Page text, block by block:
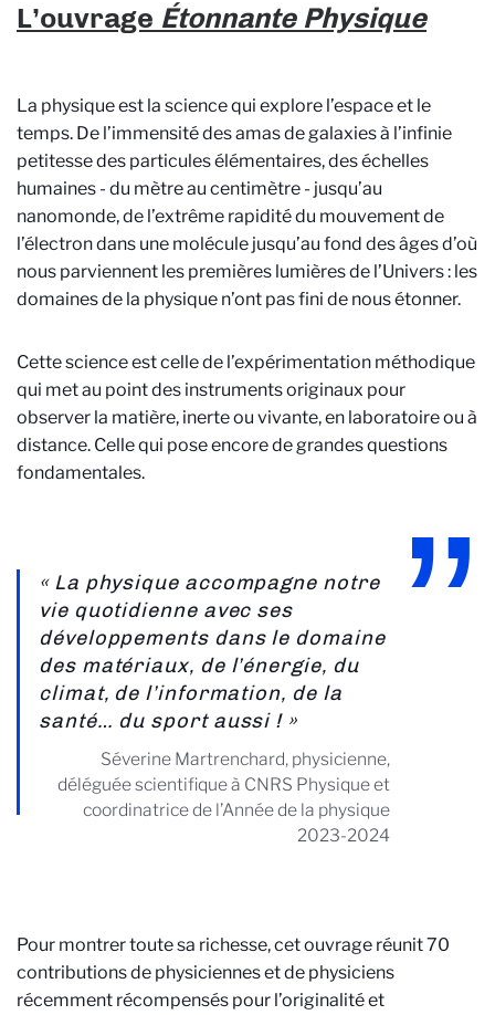
L’ouvrage Étonnante Physique
La physique est la science qui explore l’espace et le
temps. De l’immensité des amas de galaxies à l’infinie
petitesse des particules élémentaires, des échelles
humaines - du mètre au centimètre - jusqu’au
nanomonde, de l’extrême rapidité du mouvement de
l’électron dans une molécule jusqu’au fond des âges d’où
nous parviennent les premières lumières de l’Univers : les
domaines de la physique n’ont pas fini de nous étonner.
Cette science est celle de l’expérimentation méthodique
qui met au point des instruments originaux pour
observer la matière, inerte ou vivante, en laboratoire ou à
distance. Celle qui pose encore de grandes questions
fondamentales.
« La physique accompagne notre
vie quotidienne avec ses
développements dans le domaine
des matériaux, de l’énergie, du
climat, de l’information, de la
santé… du sport aussi ! »
Séverine Martrenchard, physicienne,
déléguée scientifique à CNRS Physique et
coordinatrice de l’Année de la physique
2023-2024
Pour montrer toute sa richesse, cet ouvrage réunit 70
contributions de physiciennes et de physiciens
récemment récompensés pour l’originalité et